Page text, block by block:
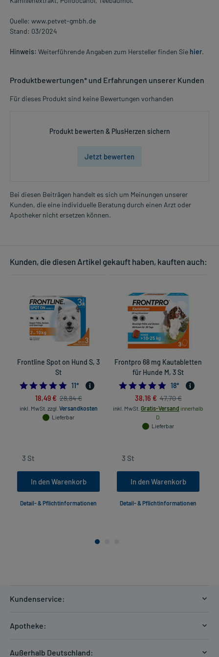
Quelle: www.petvet-gmbh.de
Stand: 03/2024
Hinweis: Weiterführende Angaben zum Hersteller finden Sie hier.
Produktbewertungen* und Erfahrungen unserer Kunden
Für dieses Produkt sind keine Bewertungen vorhanden
Produkt bewerten & PlusHerzen sichern
Jetzt bewerten
Bei diesen Beiträgen handelt es sich um Meinungen unserer
Kunden, die eine individuelle Beratung durch einen Arzt oder
Apotheker nicht ersetzen können.
Kunden, die diesen Artikel gekauft haben, kauften auch:
Frontline Spot on Hund S, 3
St
5.0
11*
18,49 € 28,84 €
inkl. MwSt. zzgl. Versandkosten
Lieferbar
In den Warenkorb
Detail- & Pflichtinformationen
Frontpro 68 mg Kautabletten
für Hunde M, 3 St
5.0
18*
38,16 € 47,70 €
inkl. MwSt. Gratis-Versand innerhalb
D.
Lieferbar
In den Warenkorb
Detail- & Pflichtinformationen
Kundenservice:
Zahlungsarten
Apotheke:
Außerhalb Deutschland: